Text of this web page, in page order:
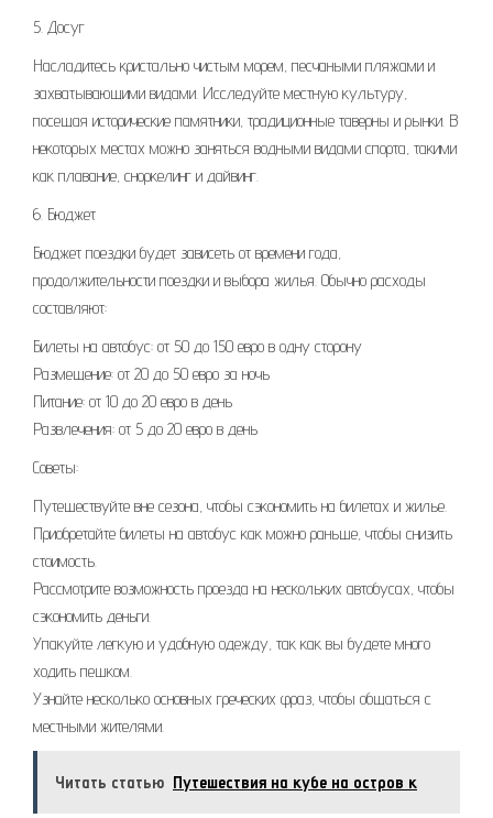
5. Досуг
Насладитесь кристально чистым морем, песчаными пляжами и
захватывающими видами. Исследуйте местную культуру,
посещая исторические памятники, традиционные таверны и рынки. В
некоторых местах можно заняться водными видами спорта, такими
как плавание, сноркелинг и дайвинг.
6. Бюджет
Бюджет поездки будет зависеть от времени года,
продолжительности поездки и выбора жилья. Обычно расходы
составляют:
Билеты на автобус: от 50 до 150 евро в одну сторону
Размещение: от 20 до 50 евро за ночь
Питание: от 10 до 20 евро в день
Развлечения: от 5 до 20 евро в день
Советы:
Путешествуйте вне сезона, чтобы сэкономить на билетах и жилье.
Приобретайте билеты на автобус как можно раньше, чтобы снизить
стоимость.
Рассмотрите возможность проезда на нескольких автобусах, чтобы
сэкономить деньги.
Упакуйте легкую и удобную одежду, так как вы будете много
ходить пешком.
Узнайте несколько основных греческих фраз, чтобы общаться с
местными жителями.
Читать статью Путешествия на кубе на остров к